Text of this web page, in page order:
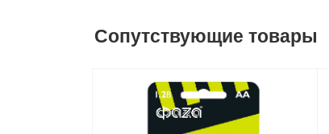
Сопутствующие товары